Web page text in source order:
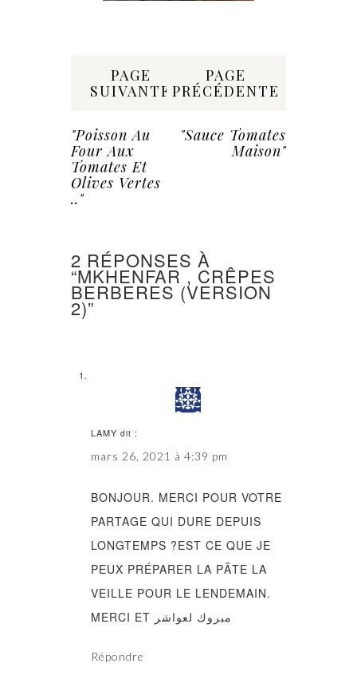
PAGE
SUIVANTE
"Poisson Au
Four Aux
Tomates Et
Olives Vertes
.."
PAGE
PRÉCÉDENTE
"Sauce Tomates
Maison"
2 RÉPONSES À
“MKHENFAR , CRÊPES
BERBERES (VERSION
2)”
LAMY dit :
mars 26, 2021 à 4:39 pm
BONJOUR. MERCI POUR VOTRE
PARTAGE QUI DURE DEPUIS
LONGTEMPS ?EST CE QUE JE
PEUX PRÉPARER LA PÂTE LA
VEILLE POUR LE LENDEMAIN.
MERCI ET مبروك لعواشر
Répondre